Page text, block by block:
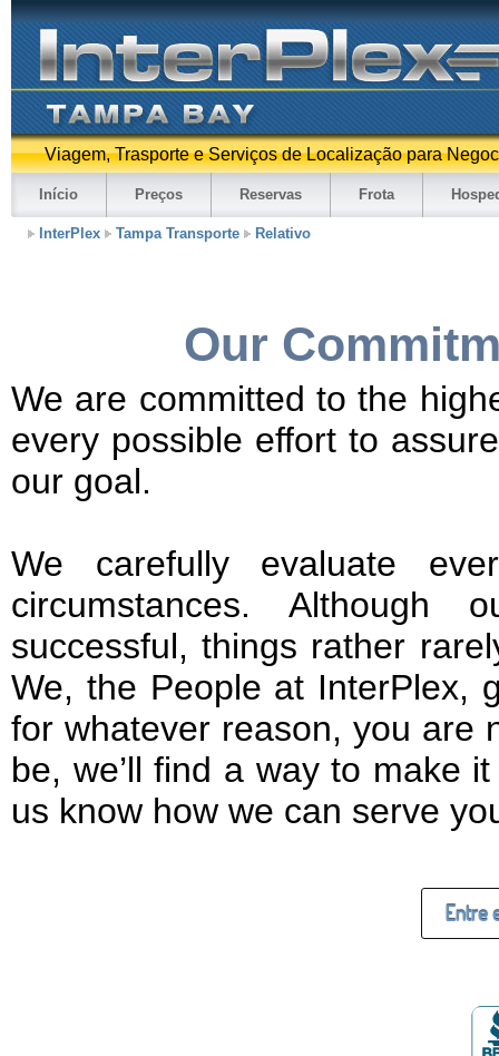
Viagem, Trasporte e Serviços de Localização para
Início Preços Reservas Frota
InterPlex Tampa Transporte Relativo
Our
We are committed to the
every possible effort to
our goal.
We carefully evaluate
circumstances.
successful, things rather
We, the People at InterPlex,
for whatever reason, you are
be, we’ll find a way to make
us know how we can serve
Entre